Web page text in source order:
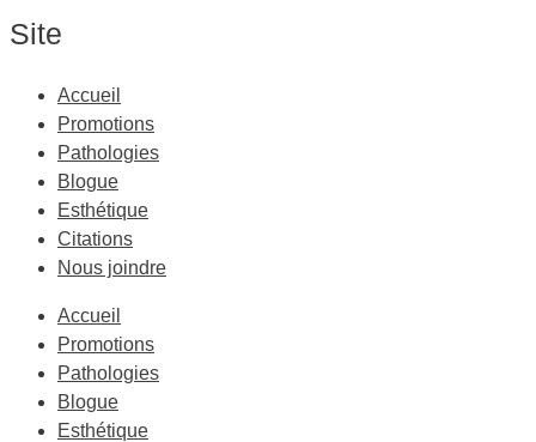
Site
Accueil
Promotions
Pathologies
Blogue
Esthétique
Citations
Nous joindre
Accueil
Promotions
Pathologies
Blogue
Esthétique